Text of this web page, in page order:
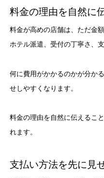
料金の理由を自然に
料金が高めの店舗は、ただ金
ホテル派遣、受付の丁寧さ、
何に費用がかかるのかが分か
せしやすくなります。
料金の理由を自然に伝えるこ
れます。
支払い方法を先に見